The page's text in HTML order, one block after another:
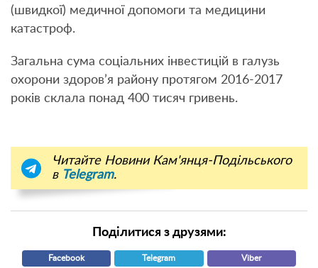
(швидкої) медичної допомоги та медицини
катастроф.
Загальна сума соціальних інвестицій в галузь
охорони здоров’я району протягом 2016-2017
років склала понад 400 тисяч гривень.
Читайте Новини Кам'янця-Подільського
в Telegram.
Поділитися з друзями:
Facebook Telegram Viber